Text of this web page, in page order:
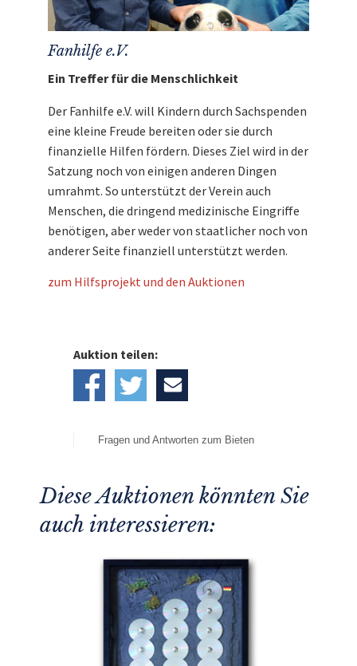
Fanhilfe e.V.
Ein Treffer für die Menschlichkeit
Der Fanhilfe e.V. will Kindern durch Sachspenden
eine kleine Freude bereiten oder sie durch
finanzielle Hilfen fördern. Dieses Ziel wird in der
Satzung noch von einigen anderen Dingen
umrahmt. So unterstützt der Verein auch
Menschen, die dringend medizinische Eingriffe
benötigen, aber weder von staatlicher noch von
anderer Seite finanziell unterstützt werden.
zum Hilfsprojekt und den Auktionen
Auktion teilen:
Fragen und Antworten zum Bieten
Diese Auktionen könnten Sie
auch interessieren: